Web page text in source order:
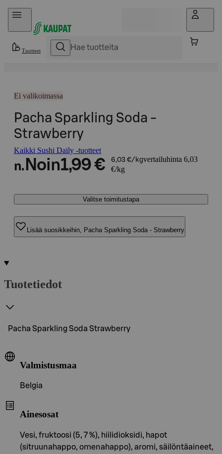
Hyppää sisältöön
Tuotteet
Ei valikoimassa
Pacha Sparkling Soda -
Strawberry
Kaikki Sushi Daily -tuotteet
n. Noin1,99 € 6,03 €/kgvertailuhinta 6,03
€/kg
Valitse toimitustapa
Lisää suosikkeihin, Pacha Sparkling Soda - Strawberry
Tuotetiedot
Pacha Sparkling Soda Strawberry
Valmistusmaa
Belgia
Ainesosat
Vesi, fruktoosi (5, 7 %), hiilidioksidi, hapot
(sitruunahappo, omenahappo), aromi, säilöntäaineet,